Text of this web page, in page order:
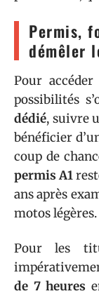
Permis,
démêler
Pour
possibilités
dédié, suivre
bénéficier
coup de
permis A1
ans après
motos légères.
Pour les
de 7 heures